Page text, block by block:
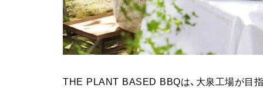
THE PLANT BASED BBQは、大泉工場が目